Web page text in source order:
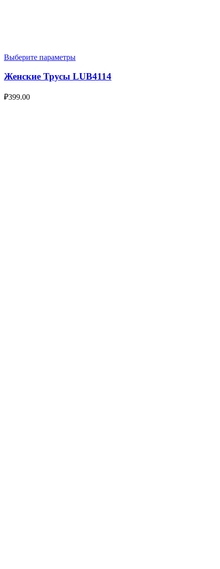
Выберите параметры
Женские Трусы LUB4114
₽399.00